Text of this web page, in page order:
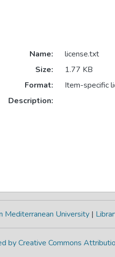
Name:
license.txt
Size:
1.77 KB
Format:
Item-specific
Description:
Mediterranean University |
by Creative Commons